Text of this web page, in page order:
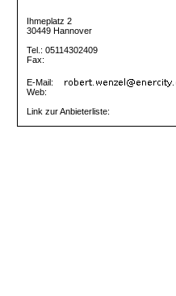
Ihmeplatz 2
30449 Hannover
Tel.: 05114302409
Fax:
E-Mail:
Web:
Link zur Anbieterliste: